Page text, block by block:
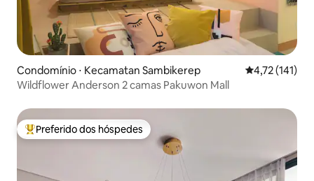
Condomínio ⋅ Kecamatan Sambikerep 4,72 de uma
4,72 (141)
Wildflower Anderson 2 camas Pakuwon Mall
Entre os melhores preferidos dos hóspedes
Preferido dos hóspedes